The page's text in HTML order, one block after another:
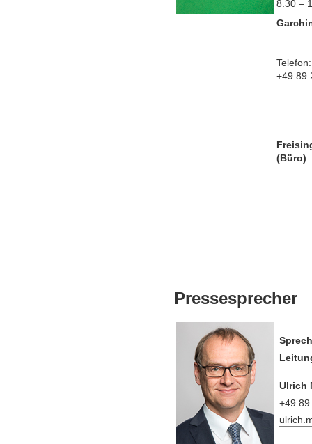
8.30 –
Telefon:
+49 89
(Büro)
Pressesprecher
Ulrich
+49